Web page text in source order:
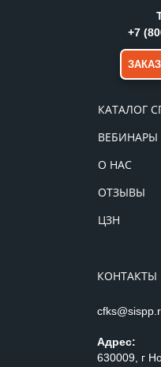
КАТАЛОГ
ВЕБИНАРЫ
О НАС
ОТЗЫВЫ
ЦЗН
КОНТАКТЫ
Адрес:
630009, г
+7